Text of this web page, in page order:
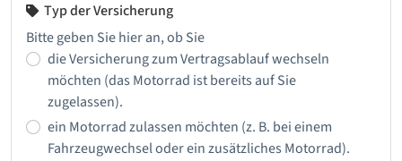
Typ der Versicherung
Bitte geben Sie hier an, ob Sie
die Versicherung zum Vertragsablauf wechseln
möchten (das Motorrad ist bereits auf Sie
zugelassen).
ein Motorrad zulassen möchten (z. B. bei einem
Fahrzeugwechsel oder ein zusätzliches Motorrad).